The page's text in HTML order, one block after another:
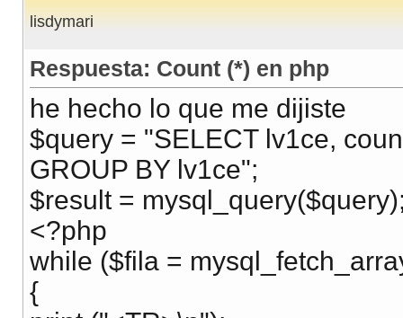
lisdymari
Respuesta: Count (*) en php
he hecho lo que me dijiste
$query = "SELECT lv1ce,
GROUP BY lv1ce";
$result =
<?php
while ($fila =
{